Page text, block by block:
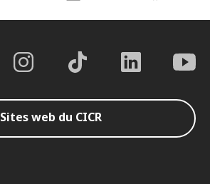
Sites web du CICR